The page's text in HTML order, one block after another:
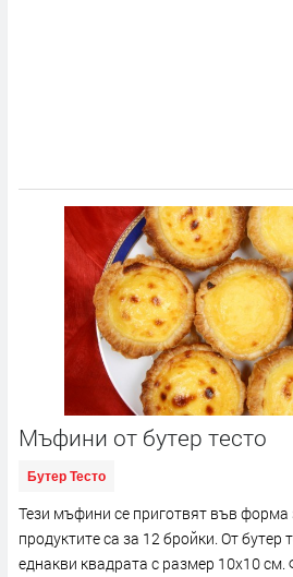
Мъфини от бутер тесто
Бутер Тесто
Тези мъфини се приготвят във
продуктите са за 12 бройки. От
еднакви квадрата с размер 10х10